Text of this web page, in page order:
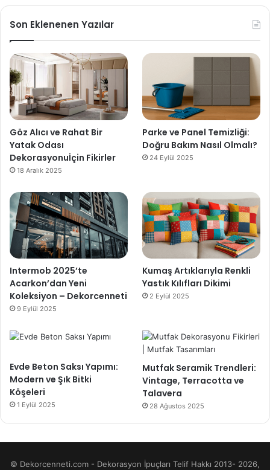
Son Eklenenen Yazılar
Göz Alıcı ve Rahat Bir
Yatak Odası
Dekorasyonuİçin Fikirler
18 Aralık 2025
Parke ve Panel Temizliği:
Doğru Bakım Nasıl Olmalı?
24 Eylül 2025
Intermob 2025’te
Acarkon’dan Yeni
Koleksiyon – Dekorcenneti
9 Eylül 2025
Kumaş Artıklarıyla Renkli
Yastık Kılıfları Dikimi
2 Eylül 2025
Evde Beton Saksı Yapımı:
Modern ve Şık Bitki
Köşeleri
1 Eylül 2025
Mutfak Seramik Trendleri:
Vintage, Terracotta ve
Talavera
28 Ağustos 2025
© Dekorcenneti.com - Dekorasyon İpuçları Telif Hakkı 2013- 2026,